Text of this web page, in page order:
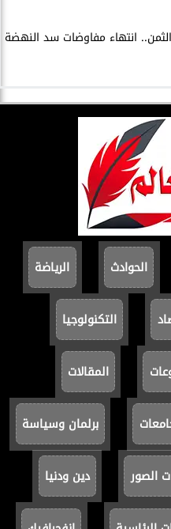
الثمن.. انتهاء مفاوضات سد النهضة
الحوادث الرياضة
التكنولوجيا
المقالات
برلمان وسياسة
الصور دين ودنيا